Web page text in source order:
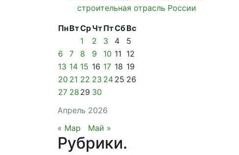
строительная отрасль России
Апрель 2026
ПнВтСрЧтПтСбВс
1
2 3 4
5
6
7 8 9 10 11 12
13 14 15 16 17 18 19
20 21 22 23 24 25 26
27 28 29 30
« Мар Май »
Рубрики.